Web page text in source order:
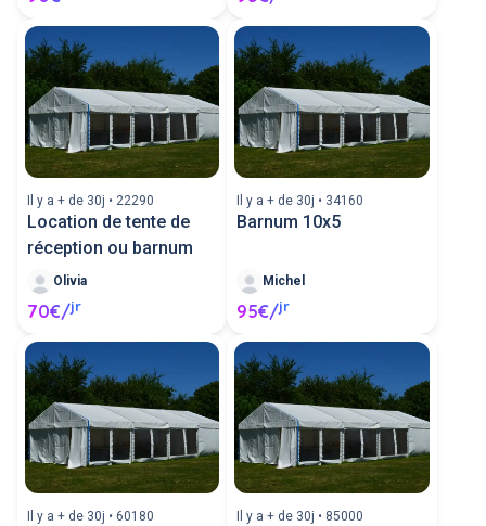
Il y a + de 30j • 22290
Location de tente de
réception ou barnum
Olivia
70€/jr
Il y a + de 30j • 34160
Barnum 10x5
Michel
95€/jr
Il y a + de 30j • 60180 Il y a + de 30j • 85000